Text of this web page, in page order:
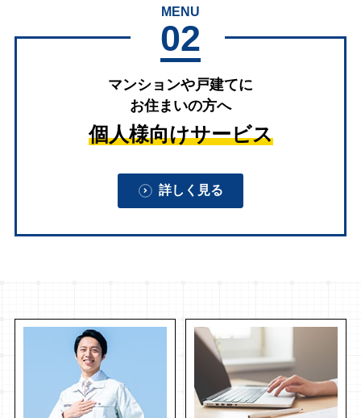
MENU
02
マンションや戸建てに
お住まいの方へ
個人様向けサービス
詳しく見る